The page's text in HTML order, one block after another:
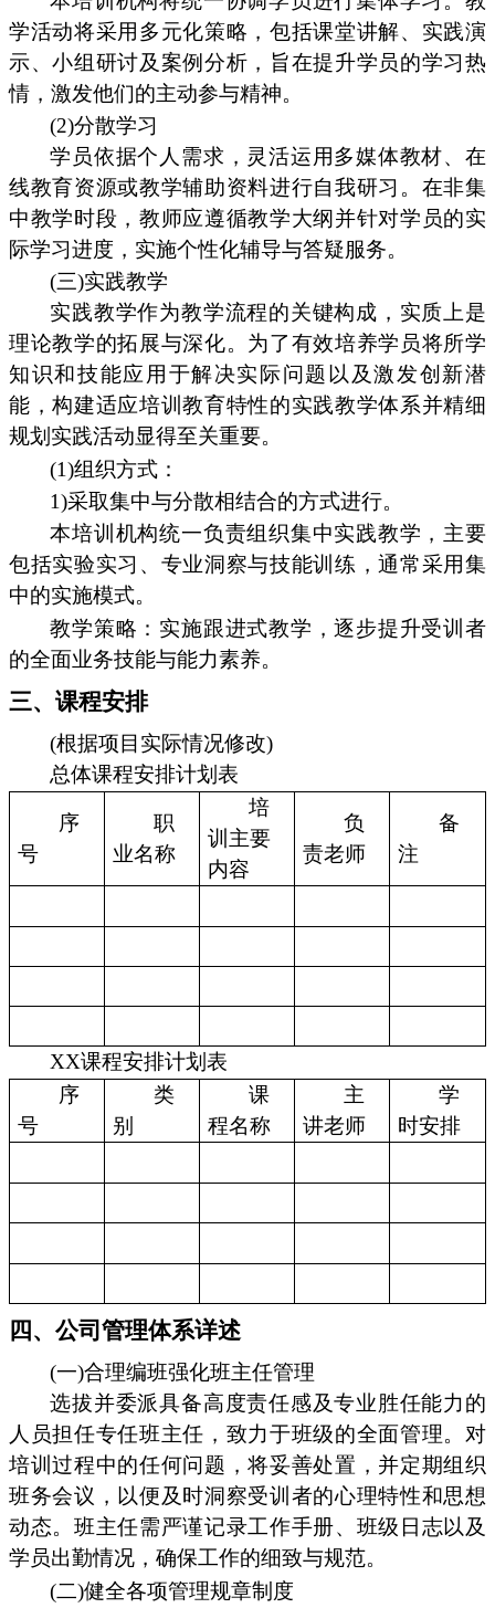
学活动将采用多元化策略，包括课堂讲解、实践演
示、小组研讨及案例分析，旨在提升学员的学习热
情，激发他们的主动参与精神。
(2)分散学习
学员依据个人需求，灵活运用多媒体教材、在
线教育资源或教学辅助资料进行自我研习。在非集
中教学时段，教师应遵循教学大纲并针对学员的实
际学习进度，实施个性化辅导与答疑服务。
(三)实践教学
实践教学作为教学流程的关键构成，实质上是
理论教学的拓展与深化。为了有效培养学员将所学
知识和技能应用于解决实际问题以及激发创新潜
能，构建适应培训教育特性的实践教学体系并精细
规划实践活动显得至关重要。
(1)组织方式：
1)采取集中与分散相结合的方式进行。
本培训机构统一负责组织集中实践教学，主要
包括实验实习、专业洞察与技能训练，通常采用集
中的实施模式。
教学策略：实施跟进式教学，逐步提升受训者
的全面业务技能与能力素养。
三、课程安排
(根据项目实际情况修改)
总体课程安排计划表
序
号
职
业名称
培
训主要
内容
负
责老师
备
注
XX课程安排计划表
序
号
类
别
课
程名称
主
讲老师
学
时安排
四、公司管理体系详述
(一)合理编班强化班主任管理
选拔并委派具备高度责任感及专业胜任能力的
人员担任专任班主任，致力于班级的全面管理。对
培训过程中的任何问题，将妥善处置，并定期组织
班务会议，以便及时洞察受训者的心理特性和思想
动态。班主任需严谨记录工作手册、班级日志以及
学员出勤情况，确保工作的细致与规范。
(二)健全各项管理规章制度